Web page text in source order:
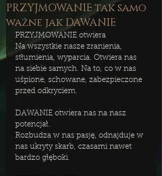
PRZYJMOWANIE tak samo
ważne jak DAWANIE
PRZYJMOWANIE otwiera
Na wszystkie nasze zranienia,
stłumienia, wyparcia. Otwiera nas
na siebie samych. Na to, co w nas
uśpione, schowane, zabezpieczone
przed odkryciem.
DAWANIE otwiera nas na nasz
potencjał.
Rozbudza w nas pasję, odnajduje w
nas ukryty skarb, czasami nawet
bardzo głęboki.